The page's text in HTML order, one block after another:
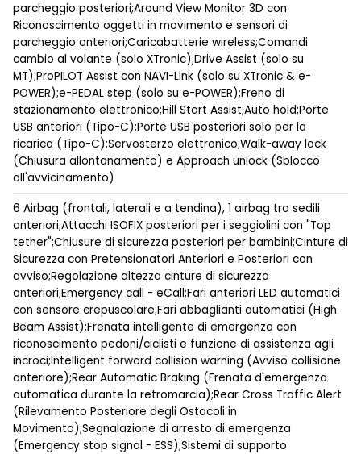
parcheggio posteriori;Around View Monitor 3D con
Riconoscimento oggetti in movimento e sensori di
parcheggio anteriori;Caricabatterie wireless;Comandi
cambio al volante (solo XTronic);Drive Assist (solo su
MT);ProPILOT Assist con NAVI-Link (solo su XTronic & e-
POWER);e-PEDAL step (solo su e-POWER);Freno di
stazionamento elettronico;Hill Start Assist;Auto hold;Porte
USB anteriori (Tipo-C);Porte USB posteriori solo per la
ricarica (Tipo-C);Servosterzo elettronico;Walk-away lock
(Chiusura allontanamento) e Approach unlock (Sblocco
all'avvicinamento)
6 Airbag (frontali, laterali e a tendina), 1 airbag tra sedili
anteriori;Attacchi ISOFIX posteriori per i seggiolini con "Top
tether";Chiusure di sicurezza posteriori per bambini;Cinture di
Sicurezza con Pretensionatori Anteriori e Posteriori con
avviso;Regolazione altezza cinture di sicurezza
anteriori;Emergency call - eCall;Fari anteriori LED automatici
con sensore crepuscolare;Fari abbaglianti automatici (High
Beam Assist);Frenata intelligente di emergenza con
riconoscimento pedoni/ciclisti e funzione di assistenza agli
incroci;Intelligent forward collision warning (Avviso collisione
anteriore);Rear Automatic Braking (Frenata d'emergenza
automatica durante la retromarcia);Rear Cross Traffic Alert
(Rilevamento Posteriore degli Ostacoli in
Movimento);Segnalazione di arresto di emergenza
(Emergency stop signal - ESS);Sistemi di supporto